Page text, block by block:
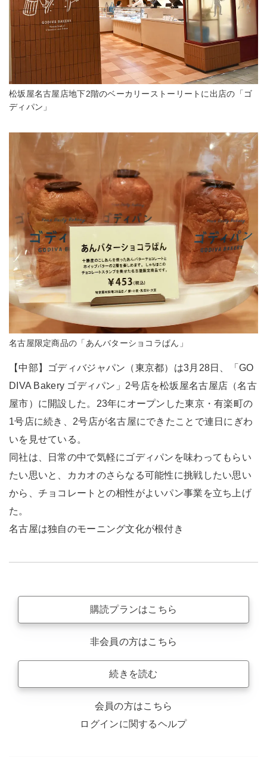
松坂屋名古屋店地下2階のベーカリーストーリートに出店の「ゴ
ディパン」
名古屋限定商品の「あんバターショコラぱん」
【中部】ゴディバジャパン（東京都）は3月28日、「GO
DIVA Bakery ゴディパン」2号店を松坂屋名古屋店（名古
屋市）に開設した。23年にオープンした東京・有楽町の
1号店に続き、2号店が名古屋にできたことで連日にぎわ
いを見せている。
同社は、日常の中で気軽にゴディパンを味わってもらい
たい思いと、カカオのさらなる可能性に挑戦したい思い
から、チョコレートとの相性がよいパン事業を立ち上げ
た。
名古屋は独自のモーニング文化が根付き
購読プランはこちら
非会員の方はこちら
続きを読む
会員の方はこちら
ログインに関するヘルプ